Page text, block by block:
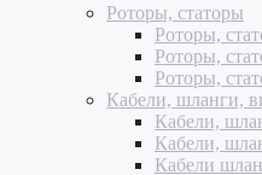
Роторы, статоры
Роторы,
Роторы,
Роторы,
Кабели, шланги,
Кабели,
Кабели,
Кабели